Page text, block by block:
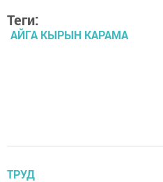
Теги:
АЙГА КЫРЫН КАРАМА
ТРУД